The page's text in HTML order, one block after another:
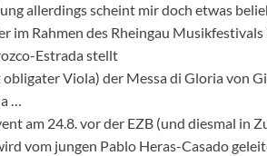
allerdings scheint mir doch etwas
im Rahmen des Rheingau
Estrada stellt
Viola) der Messa di Gloria von
…
am 24.8. vor der EZB (und diesmal in
vom jungen Pablo Heras-Casado